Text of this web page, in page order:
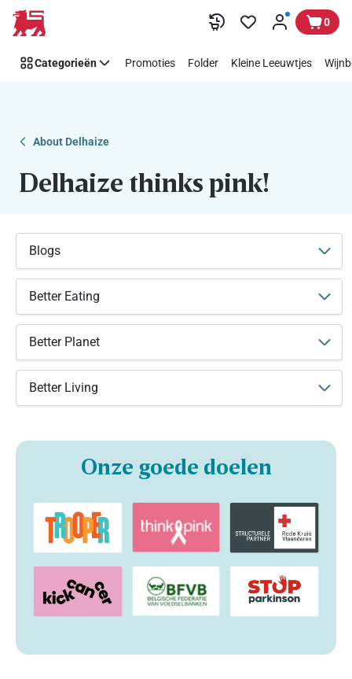
Overslaan
Makkelijk
Think
steunen
0
Categorieën Promoties Folder Kleine Leeuwtjes
About Delhaize
Delhaize thinks pink!
Blogs
Better Eating
Better Planet
Better Living
Onze goede doelen